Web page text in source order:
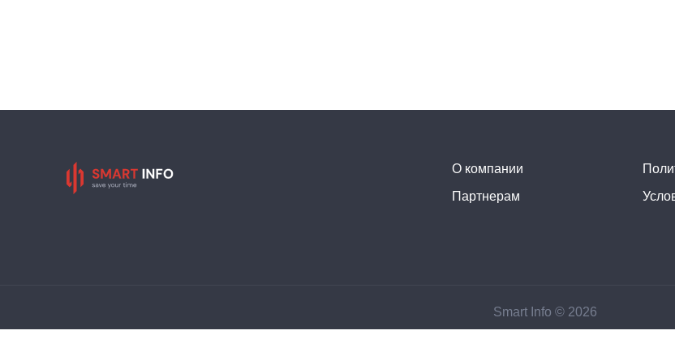
О компании
Партнерам
Smart Info © 2026